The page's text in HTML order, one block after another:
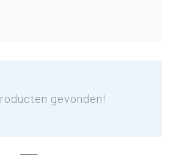
Die spirit wordt in diverse
nieuw eiken uit de Pfalz) te
gevonden!